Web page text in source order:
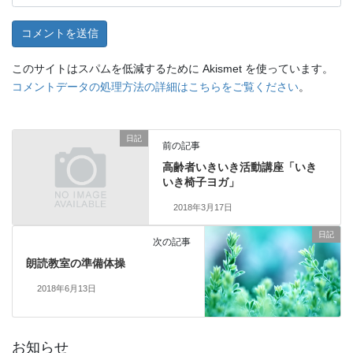
このサイトはスパムを低減するために Akismet を使っています。
コメントデータの処理方法の詳細はこちらをご覧ください。
日記
前の記事
高齢者いきいき活動講座「いき
いき椅子ヨガ」
2018年3月17日
日記
次の記事
朗読教室の準備体操
2018年6月13日
お知らせ